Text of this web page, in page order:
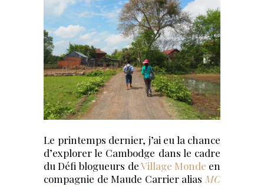
Le printemps dernier, j’ai eu la chance
d’explorer le Cambodge dans le cadre
du Défi blogueurs deVillage Monde en
compagnie de Maude Carrier alias MC